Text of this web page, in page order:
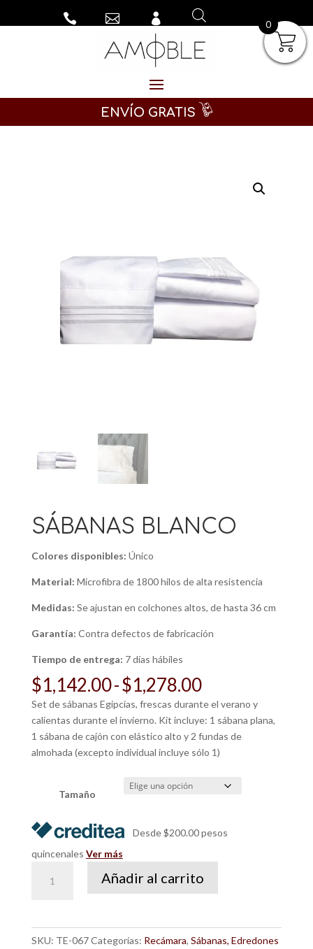
  
ENVÍO GRATIS
SÁBANAS BLANCO
Colores disponibles: Único
Material: Microfibra de 1800 hilos de alta resistencia
Medidas: Se ajustan en colchones altos, de hasta 36 cm
Garantía: Contra defectos de fabricación
Tiempo de entrega: 7 días hábiles
$1,142.00-$1,278.00Rango
de
precios:
desde
$1,142.00
hasta
$1,278.00
Set de sábanas Egipcias, frescas durante el verano y
calientas durante el invierno. Kit incluye: 1 sábana plana,
1 sábana de cajón con elástico alto y 2 fundas de
almohada (excepto individual incluye sólo 1)
Tamaño
Desde $200.00 pesos
quincenales Ver más
Blanco
Añadir al carrito
SKU: TE-067Categorías: Recámara, Sábanas, Edredones
0